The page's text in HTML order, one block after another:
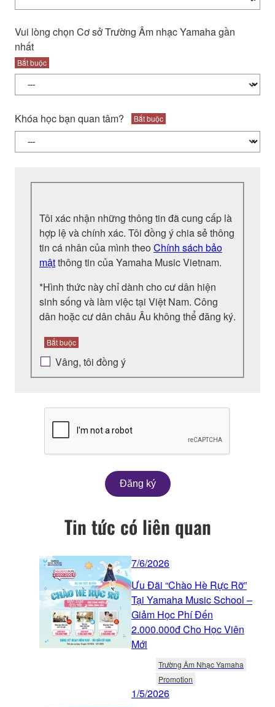
Vui lòng chọn Cơ sở Trường Âm nhạc Yamaha gần
nhất
Bắt buộc
Khóa học bạn quan tâm? Bắt buộc
Tôi xác nhận những thông tin đã cung cấp là
hợp lệ và chính xác. Tôi đồng ý chia sẻ thông
tin cá nhân của mình theo Chính sách bảo
mậtthông tin của Yamaha Music Vietnam.
*Hình thức này chỉ dành cho cư dân hiện
sinh sống và làm việc tại Việt Nam. Công
dân hoặc cư dân châu Âu không thể đăng ký.
Bắt buộc
Vâng, tôi đồng ý
Đăng ký
Tin tức có liên quan
7/6/2026
Ưu Đãi “Chào Hè Rực Rỡ”
Tại Yamaha Music School –
Giảm Học Phí Đến
2.000.000đ Cho Học Viên
Mới
Trường Âm Nhạc Yamaha
Promotion
1/5/2026